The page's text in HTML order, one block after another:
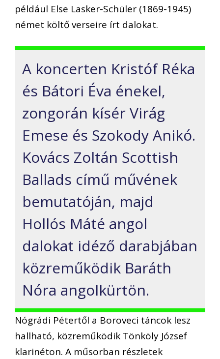
például Else Lasker-Schüler (1869-1945)
német költő verseire írt dalokat.
A koncerten Kristóf Réka
és Bátori Éva énekel,
zongorán kísér Virág
Emese és Szokody Anikó.
Kovács Zoltán Scottish
Ballads című művének
bemutatóján, majd
Hollós Máté angol
dalokat idéző darabjában
közreműködik Baráth
Nóra angolkürtön.
Nógrádi Pétertől a Boroveci táncok lesz
hallható, közreműködik Tönköly József
klarinéton. A műsorban részletek